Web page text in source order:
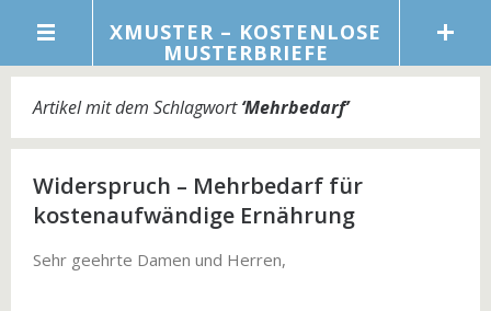
XMUSTER – KOSTENLOSE
MUSTERBRIEFE
Artikel mit dem Schlagwort‘Mehrbedarf’
Widerspruch – Mehrbedarf für
kostenaufwändige Ernährung
Sehr geehrte Damen und Herren,